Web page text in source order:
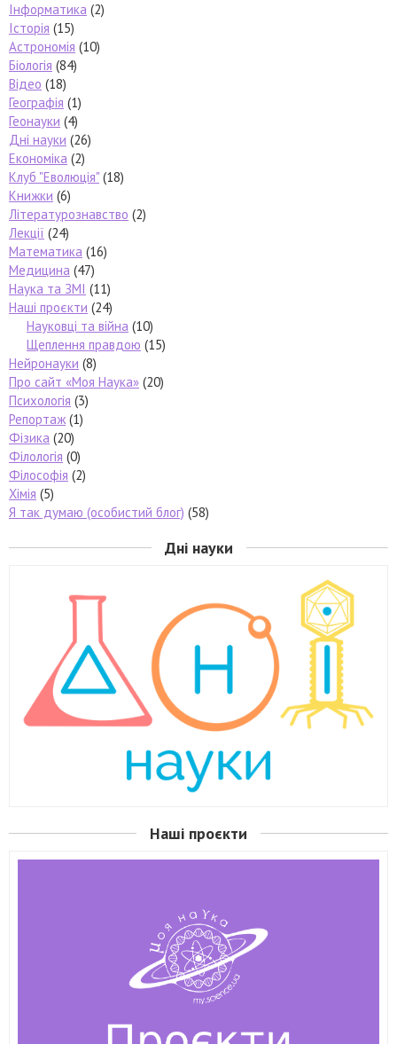
Інформатика (2)
Історія (15)
Астрономія (10)
Біологія (84)
Відео (18)
Географія (1)
Геонауки (4)
Дні науки (26)
Економіка (2)
Клуб "Еволюція" (18)
Книжки (6)
Літературознавство (2)
Лекції (24)
Математика (16)
Медицина (47)
Наука та ЗМІ (11)
Наші проєкти (24)
Науковці та війна (10)
Щеплення правдою (15)
Нейронауки (8)
Про сайт «Моя Наука» (20)
Психологія (3)
Репортаж(1)
Фізика (20)
Філологія (0)
Філософія (2)
Хімія (5)
Я так думаю (особистий блог) (58)
Дні науки
Наші проєкти